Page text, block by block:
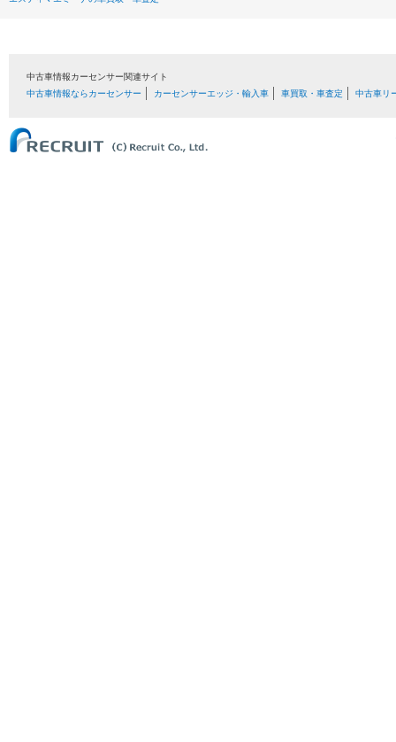
中古車情報カーセンサー関連サイト
中古車情報ならカーセンサー
カーセンサーエッジ・輸入車 車買取・車査定 中古車リ